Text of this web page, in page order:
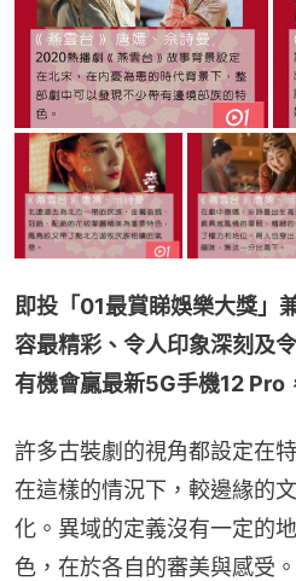
即投「01最賞睇娛樂大獎」
容最精彩、令人印象深刻及
有機會贏最新5G手機12 Pro
許多古裝劇的視角都設定在
在這樣的情況下，較邊緣的
化。異域的定義沒有一定的
色，在於各自的審美與感受